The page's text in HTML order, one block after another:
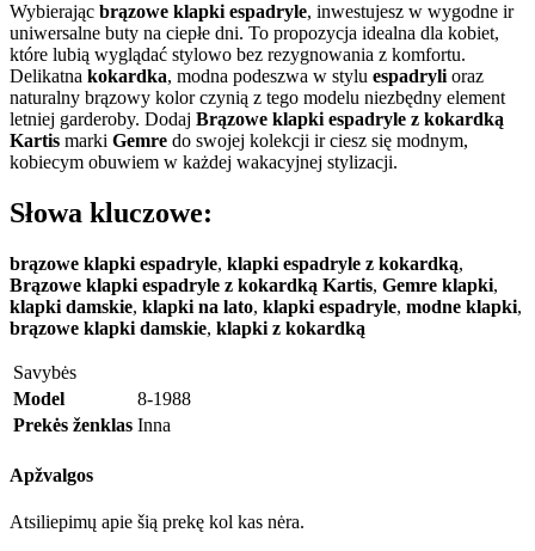
Wybierając brązowe klapki espadryle, inwestujesz w wygodne ir
uniwersalne buty na ciepłe dni. To propozycja idealna dla kobiet,
które lubią wyglądać stylowo bez rezygnowania z komfortu.
Delikatna kokardka, modna podeszwa w stylu espadryli oraz
naturalny brązowy kolor czynią z tego modelu niezbędny element
letniej garderoby. Dodaj Brązowe klapki espadryle z kokardką
Kartis marki Gemre do swojej kolekcji ir ciesz się modnym,
kobiecym obuwiem w każdej wakacyjnej stylizacji.
Słowa kluczowe:
brązowe klapki espadryle, klapki espadryle z kokardką,
Brązowe klapki espadryle z kokardką Kartis, Gemre klapki,
klapki damskie, klapki na lato, klapki espadryle, modne klapki,
brązowe klapki damskie, klapki z kokardką
Savybės
Model
8-1988
Prekės ženklas Inna
Apžvalgos
Atsiliepimų apie šią prekę kol kas nėra.